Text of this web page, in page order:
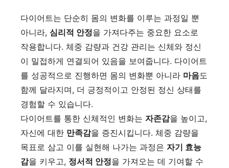
다이어트는 단순히 몸의 변화를 이루는 과정일 뿐
아니라, 심리적 안정을 가져다주는 중요한 요소로
작용합니다. 체중 감량과 건강 관리는 신체와 정신
이 밀접하게 연결되어 있음을 보여줍니다. 다이어트
를 성공적으로 진행하면 몸의 변화뿐 아니라 마음도
함께 달라지며, 더 긍정적이고 안정된 정신 상태를
경험할 수 있습니다.
다이어트를 통한 신체적인 변화는 자존감을 높이고,
자신에 대한 만족감을 증진시킵니다. 체중 감량을
목표로 삼고 이를 실현해 나가는 과정은 자기 효능
감을 키우고, 정서적 안정을 가져오는 데 기여할 수